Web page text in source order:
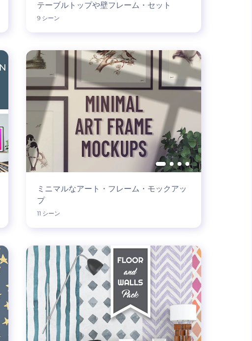
テーブルトップや壁フレーム・セット
9 シーン
ミニマルなアート・フレーム・モックアッ
プ
11 シーン